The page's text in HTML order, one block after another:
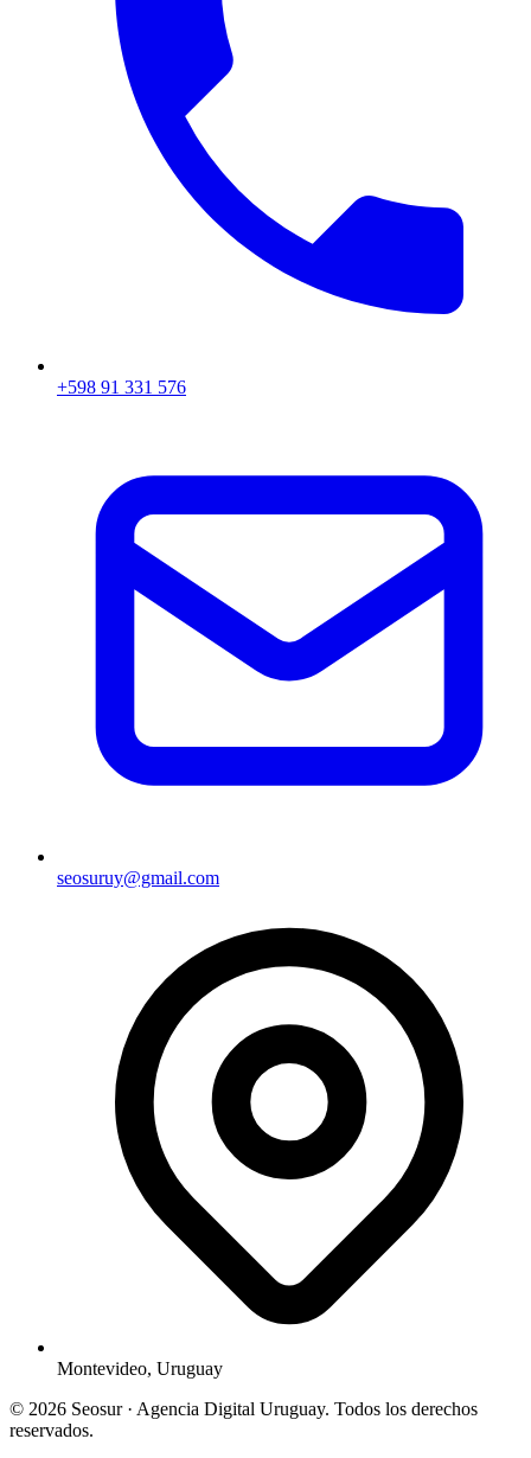
+598 91 331 576
seosuruy@gmail.com
Montevideo, Uruguay
© 2026 Seosur · Agencia Digital Uruguay. Todos los derechos
reservados.